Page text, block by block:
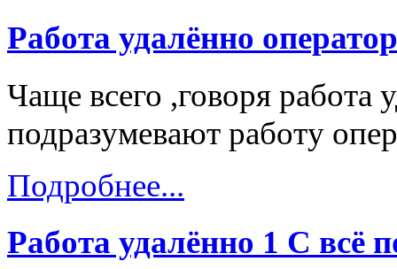
Работа удалённо
Чаще всего ,говоря работа
подразумевают работу
Подробнее...
Работа удалённо 1 С всё